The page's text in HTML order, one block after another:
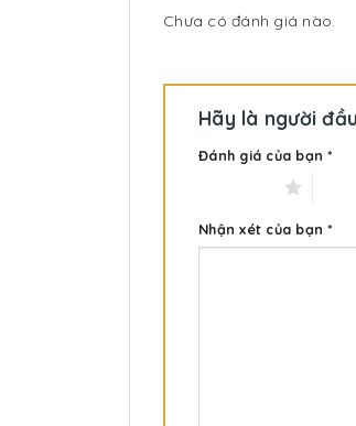
Chưa có đánh giá nào.
Hãy là người
Đánh giá của bạn*
Nhận xét của bạn*